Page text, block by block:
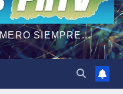
SIEMPRE...